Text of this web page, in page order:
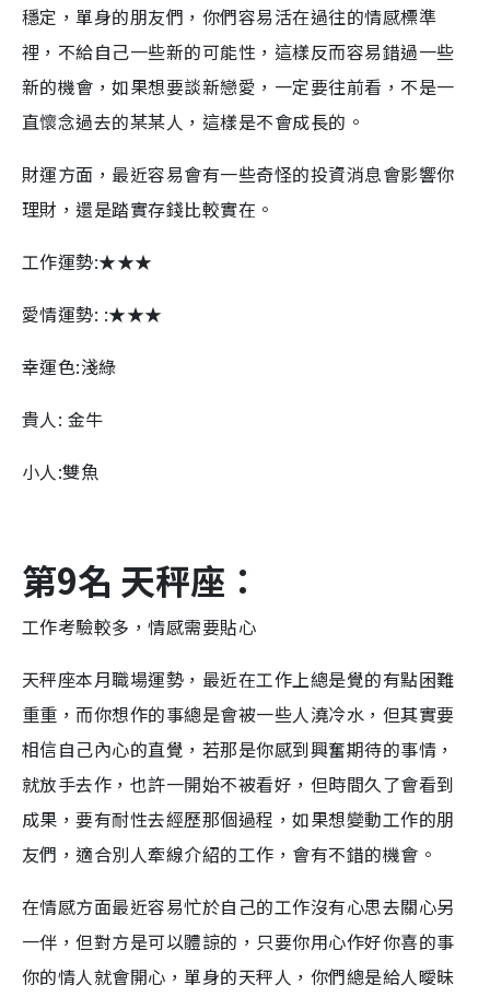
穩定，單身的朋友們，你們容易活在過往的情感標準
裡，不給自己一些新的可能性，這樣反而容易錯過一些
新的機會，如果想要談新戀愛，一定要往前看，不是一
直懷念過去的某某人，這樣是不會成長的。
財運方面，最近容易會有一些奇怪的投資消息會影響你
理財，還是踏實存錢比較實在。
工作運勢:★★★
愛情運勢: :★★★
幸運色:淺綠
貴人: 金牛
小人:雙魚
第9名 天秤座：
工作考驗較多，情感需要貼心
天秤座本月職場運勢，最近在工作上總是覺的有點困難
重重，而你想作的事總是會被一些人澆冷水，但其實要
相信自己內心的直覺，若那是你感到興奮期待的事情，
就放手去作，也許一開始不被看好，但時間久了會看到
成果，要有耐性去經歷那個過程，如果想變動工作的朋
友們，適合別人牽線介紹的工作，會有不錯的機會。
在情感方面最近容易忙於自己的工作沒有心思去關心另
一伴，但對方是可以體諒的，只要你用心作好你喜的事
你的情人就會開心，單身的天秤人，你們總是給人曖昧